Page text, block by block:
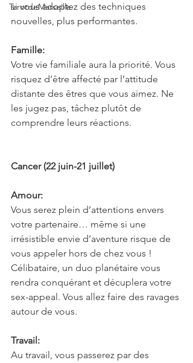
TarotdeMarseille
si vous adoptez des techniques
nouvelles, plus performantes.
Famille:
Votre vie familiale aura la priorité. Vous
risquez d’être affecté par l’attitude
distante des êtres que vous aimez. Ne
les jugez pas, tâchez plutôt de
comprendre leurs réactions.
Cancer (22 juin-21 juillet)
Amour:
Vous serez plein d’attentions envers
votre partenaire… même si une
irrésistible envie d’aventure risque de
vous appeler hors de chez vous !
Célibataire, un duo planétaire vous
rendra conquérant et décuplera votre
sex-appeal. Vous allez faire des ravages
autour de vous.
Travail:
Au travail, vous passerez par des